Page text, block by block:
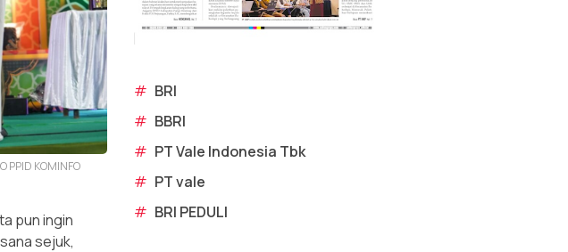
KOMINFO
pun ingin
sejuk,
# BRI
# BBRI
# PT Vale Indonesia Tbk
# PT vale
# BRI PEDULI